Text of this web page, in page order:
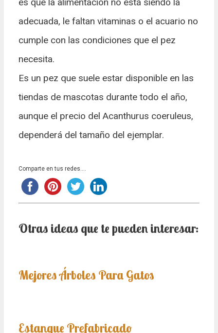
es que la alimentación no está siendo la
adecuada, le faltan vitaminas o el acuario no
cumple con las condiciones que el pez
necesita.
Es un pez que suele estar disponible en las
tiendas de mascotas durante todo el año,
aunque el precio del Acanthurus coeruleus,
dependerá del tamaño del ejemplar.
Comparte en tus redes....
Otras ideas que te pueden interesar:
Mejores Árboles Para Gatos
Estanque Prefabricado